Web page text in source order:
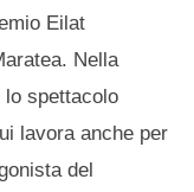
Eilat
Nella
lo spettacolo
lavora anche per
del